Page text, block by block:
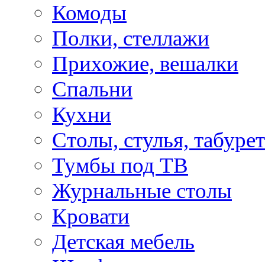
Комоды
Полки, стеллажи
Прихожие, вешалки
Спальни
Кухни
Столы, стулья,
Тумбы под ТВ
Журнальные столы
Кровати
Детская мебель